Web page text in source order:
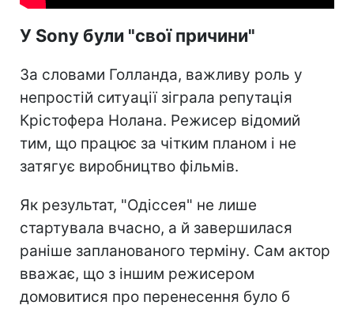
У Sony були "свої причини"
За словами Голланда, важливу роль у
непростій ситуації зіграла репутація
Крістофера Нолана. Режисер відомий
тим, що працює за чітким планом і не
затягує виробництво фільмів.
Як результат, "Одіссея" не лише
стартувала вчасно, а й завершилася
раніше запланованого терміну. Сам актор
вважає, що з іншим режисером
домовитися про перенесення було б